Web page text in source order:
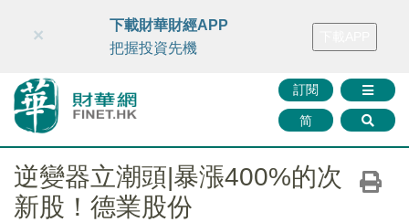
財華智庫網 FINTV FINMETA 財華證券 媒體矩陣
訂閱
简
×
下載財華財經APP
把握投資先機
逆變器立潮頭|暴漲400%的次
新股！德業股份